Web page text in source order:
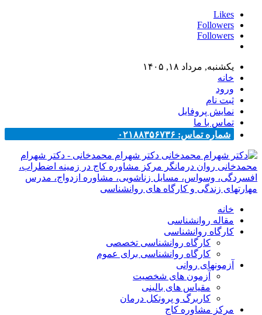
Likes
Followers
Followers
یکشنبه, مرداد ۱۸, ۱۴۰۵
خانه
ورود
ثبت نام
نمایش پروفایل
تماس با ما
شماره تماس: ۰۲۱۸۸۳۵۶۷۳۶
دکتر شهرام محمدخانی - دکتر شهرام
محمدخانی روان درمانگر مرکز مشاوره کاج در زمینه اضطراب،
افسردگی، وسواس، مسایل زناشویی، مشاوره ازدواج، مدرس
مهارتهای زندگی و کارگاه های روانشناسی
خانه
مقاله روانشناسی
کارگاه روانشناسی
کارگاه روانشناسی تخصصی
کارگاه روانشناسی برای عموم
آزمونهای روانی
آزمون های شخصیت
مقیاس های بالینی
کاربرگ و پروتکل درمان
مرکز مشاوره کاج